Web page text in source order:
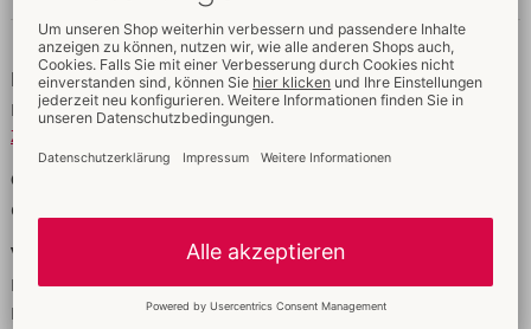
Daten & Eigenschaften
Daten
Material: verschieden
Zur Materialkunde
Größe
Gewicht:
Verpackung
Breite: 17 cm
Höhe: